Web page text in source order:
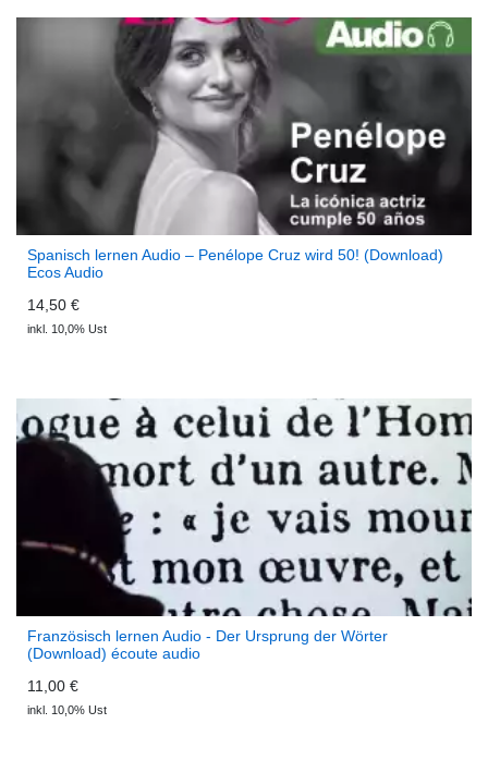
Spanisch lernen Audio – Penélope Cruz wird 50! (Download)
Ecos Audio
14,50 €
inkl. 10,0% Ust
Französisch lernen Audio - Der Ursprung der Wörter
(Download) écoute audio
11,00 €
inkl. 10,0% Ust